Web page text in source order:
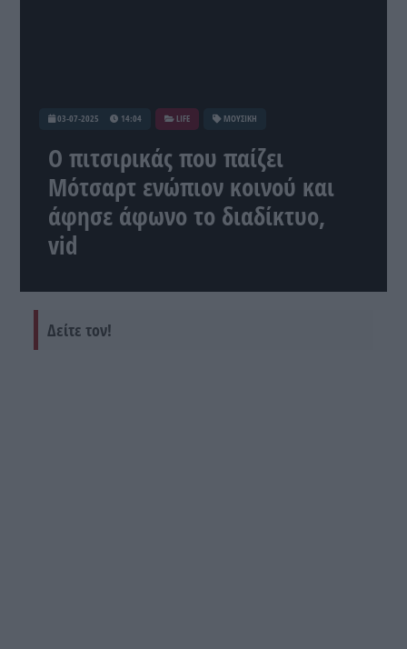
03-07-2025 14:04 LIFE ΜΟΥΣΙΚΗ
Ο πιτσιρικάς που παίζει
Μότσαρτ ενώπιον κοινού και
άφησε άφωνο το διαδίκτυο,
vid
Δείτε τον!